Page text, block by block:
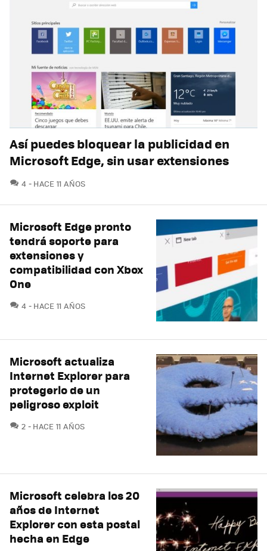
Así puedes bloquear la publicidad en
Microsoft Edge, sin usar extensiones
4 COMENTARIOS
HACE 11 AÑOS
Microsoft Edge pronto
tendrá soporte para
extensiones y
compatibilidad con Xbox
One
4 COMENTARIOS
HACE 11 AÑOS
Microsoft actualiza
Internet Explorer para
protegerlo de un
peligroso exploit
2 COMENTARIOS
HACE 11 AÑOS
Microsoft celebra los 20
años de Internet
Explorer con esta postal
hecha en Edge